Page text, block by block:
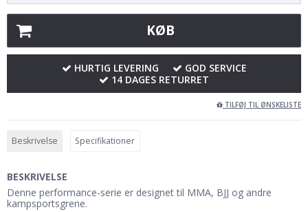
KØB
HURTIG LEVERING
GOD SERVICE
14 DAGES RETURRET
TILFØJ TIL ØNSKELISTE
Beskrivelse Specifikationer
BESKRIVELSE
Denne performance-serie er designet til MMA, BJJ og andre
kampsportsgrene.